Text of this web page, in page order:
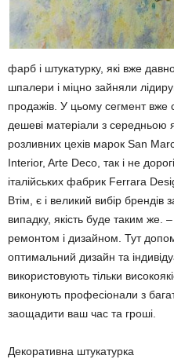
фарб і штукатурку, які вже
шпалери і міцно зайняли
продажів. У цьому сегмент вже
дешеві матеріали з середньою
розливних цехів марок San
Interior, Arte Deco, так і не
італійських фабрик Ferrara
Втім, є і великий вибір брендів
випадку, якість буде таким же.
ремонтом і дизайном. Тут
оптимальний дизайн та
використовують тільки
виконують професіонали з
заощадити ваш час та гроші.
Декоративна штукатурка